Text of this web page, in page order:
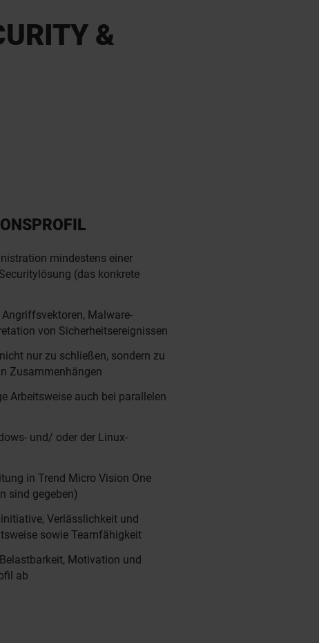
&
mindestens einer
(das konkrete
Malware-
von Sicherheitsereignissen
nur zu schließen, sondern zu
Zusammenhängen
Arbeitsweise auch bei parallelen
und/ oder der Linux-
in Trend Micro Vision One
sind gegeben)
Verlässlichkeit und
sowie Teamfähigkeit
Motivation und
ab